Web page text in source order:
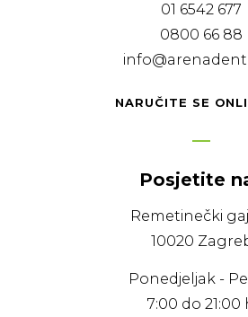
01 6542 677
0800 66 88
NARUČITE SE
Posjetite
Remetinečki
10020
Ponedjeljak -
7:00 do 21:00